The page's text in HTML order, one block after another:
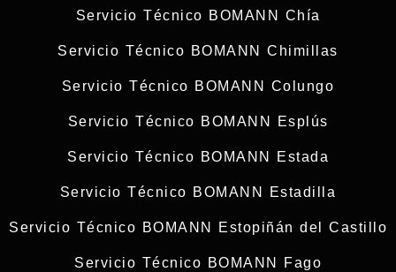
Servicio Técnico BOMANN Chía
Servicio Técnico BOMANN Chimillas
Servicio Técnico BOMANN Colungo
Servicio Técnico BOMANN Esplús
Servicio Técnico BOMANN Estada
Servicio Técnico BOMANN Estadilla
Servicio Técnico BOMANN Estopiñán del Castillo
Servicio Técnico BOMANN Fago